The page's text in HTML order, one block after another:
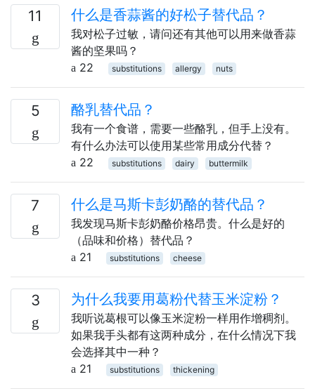
11 什么是香蒜酱的好松子替代品？
我对松子过敏，请问还有其他可以用来做香蒜
酱的坚果吗？
22
substitutions allergy nuts
5 酪乳替代品？
我有一个食谱，需要一些酪乳，但手上没有。
有什么办法可以使用某些常用成分代替？
22
substitutions dairy buttermilk
7 什么是马斯卡彭奶酪的替代品？
我发现马斯卡彭奶酪价格昂贵。什么是好的
（品味和价格）替代品？
21
substitutions cheese
3 为什么我要用葛粉代替玉米淀粉？
我听说葛根可以像玉米淀粉一样用作增稠剂。
如果我手头都有这两种成分，在什么情况下我
会选择其中一种？
21
substitutions thickening